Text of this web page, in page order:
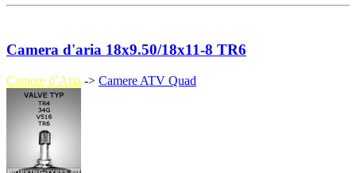
Camera d'aria 18x9.50/18x11-8 TR6
Camere d´Aria -> Camere ATV Quad